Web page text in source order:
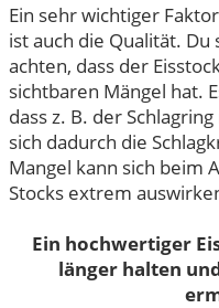
Ein sehr wichtiger
ist auch die Qualität.
achten, dass der
sichtbaren Mängel hat.
dass z. B. der
sich dadurch die
Mangel kann sich beim
Stocks extrem
Ein hochwertiger
länger halten